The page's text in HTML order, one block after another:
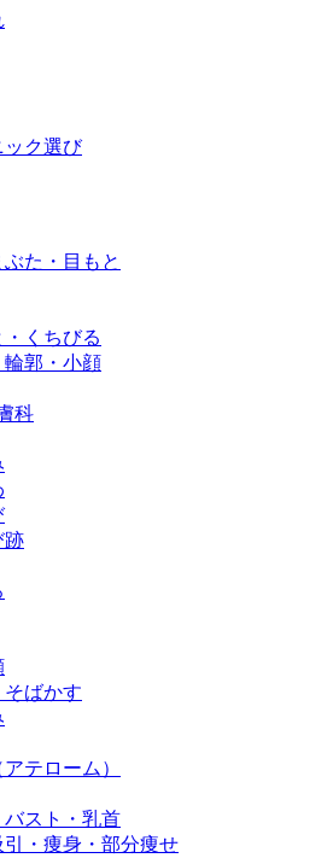
ック選び
ぶた・目もと
・くちびる
輪郭・小顔
科
跡
そばかす
テローム）
バスト・乳首
引・痩身・部分痩せ